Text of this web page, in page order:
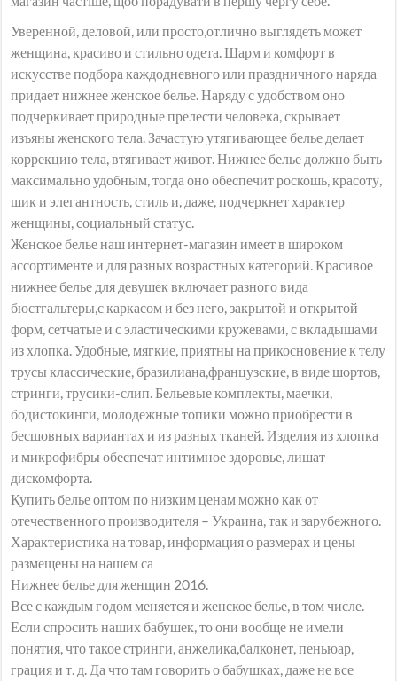
Уверенной, деловой, или просто,отлично выглядеть может
женщина, красиво и стильно одета. Шарм и комфорт в
искусстве подбора каждодневного или праздничного наряда
придает нижнее женское белье. Наряду с удобством оно
подчеркивает природные прелести человека, скрывает
изъяны женского тела. Зачастую утягивающее белье делает
коррекцию тела, втягивает живот. Нижнее белье должно быть
максимально удобным, тогда оно обеспечит роскошь, красоту,
шик и элегантность, стиль и, даже, подчеркнет характер
женщины, социальный статус.
Женское белье наш интернет-магазин имеет в широком
ассортименте и для разных возрастных категорий. Красивое
нижнее белье для девушек включает разного вида
бюстгальтеры,с каркасом и без него, закрытой и открытой
форм, сетчатые и с эластическими кружевами, с вкладышами
из хлопка. Удобные, мягкие, приятны на прикосновение к телу
трусы классические, бразилиана,французские, в виде шортов,
стринги, трусики-слип. Бельевые комплекты, маечки,
бодистокинги, молодежные топики можно приобрести в
бесшовных вариантах и из разных тканей. Изделия из хлопка
и микрофибры обеспечат интимное здоровье, лишат
дискомфорта.
Купить белье оптом по низким ценам можно как от
отечественного производителя – Украина, так и зарубежного.
Характеристика на товар, информация о размерах и цены
размещены на нашем са
Нижнее белье для женщин 2016.
Все с каждым годом меняется и женское белье, в том числе.
Если спросить наших бабушек, то они вообще не имели
понятия, что такое стринги, анжелика,балконет, пеньюар,
грация и т. д. Да что там говорить о бабушках, даже не все